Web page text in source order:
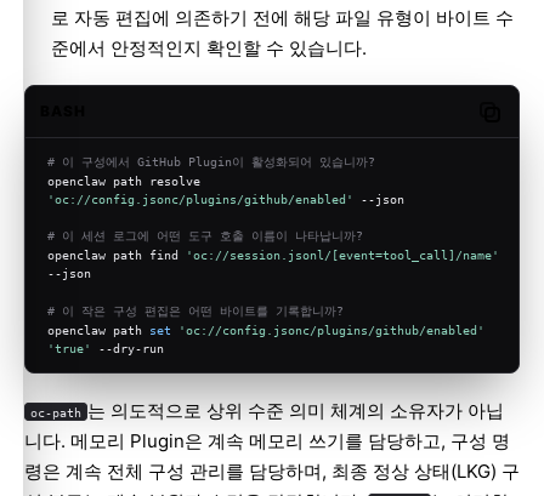
로 자동 편집에 의존하기 전에 해당 파일 유형이 바이트 수
준에서 안정적인지 확인할 수 있습니다.
# 이 구성에서 GitHub Plugin이 활성화되어 있습니까?
'oc://config.jsonc/plugins/github/enabled'
--json
# 이 세션 로그에 어떤 도구 호출 이름이 나타납니까?
openclaw path find
'oc://session.jsonl/[event=tool_call]/name'
--json
# 이 작은 구성 편집은 어떤 바이트를 기록합니까?
openclaw path set
'oc://config.jsonc/plugins/github/enabled'
'true'
--dry-run
oc-path 는 의도적으로 상위 수준 의미 체계의 소유자가 아닙
니다. 메모리 Plugin은 계속 메모리 쓰기를 담당하고, 구성 명
령은 계속 전체 구성 관리를 담당하며, 최종 정상 상태(LKG) 구